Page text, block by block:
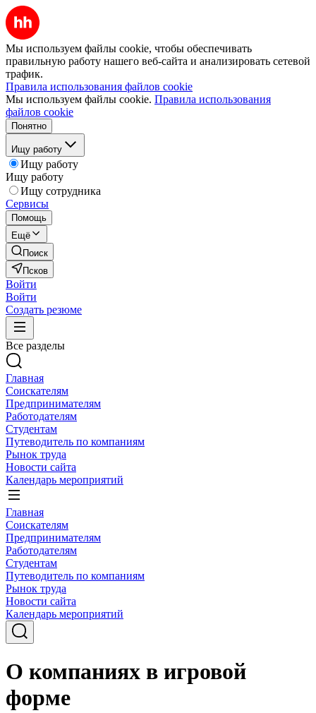
Мы используем файлы cookie, чтобы обеспечивать
правильную работу нашего веб-сайта и анализировать сетевой
трафик.
Правила использования файлов cookie
Мы используем файлы cookie. Правила использования
файлов cookie
Понятно
Ищу работу
Ищу работу
Ищу работу
Ищу сотрудника
Сервисы
Помощь
Ещё
Поиск
Псков
Войти
Войти
Создать резюме
Все разделы
Главная
Соискателям
Предпринимателям
Работодателям
Студентам
Путеводитель по компаниям
Рынок труда
Новости сайта
Календарь мероприятий
Главная
Соискателям
Предпринимателям
Работодателям
Студентам
Путеводитель по компаниям
Рынок труда
Новости сайта
Календарь мероприятий
О компаниях в игровой
форме